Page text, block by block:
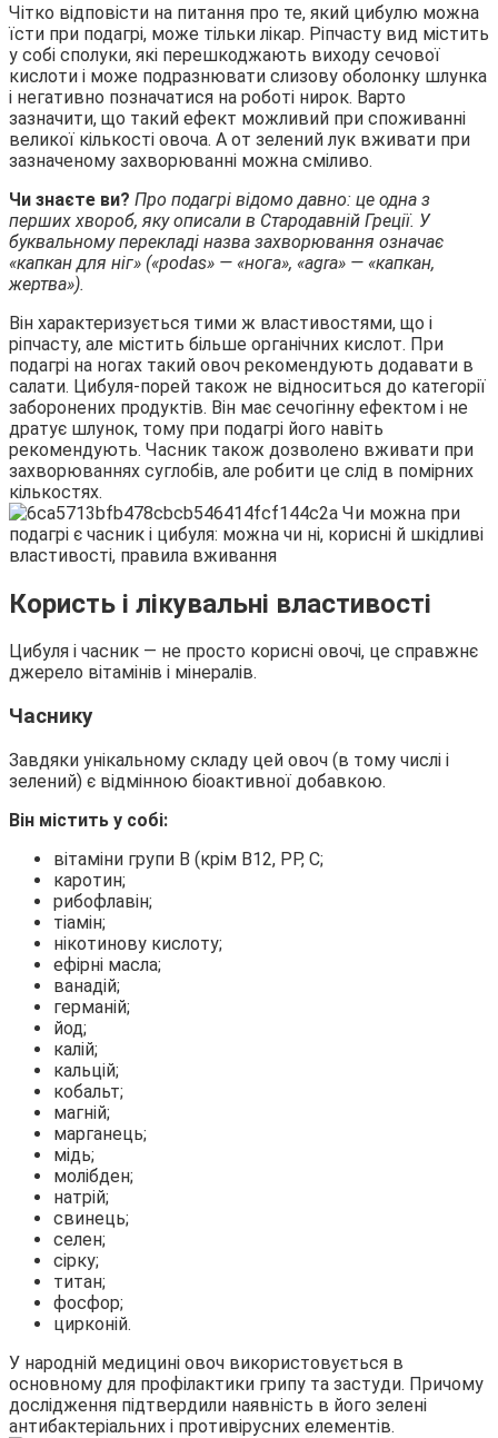
Чітко відповісти на питання про те, який цибулю можна
їсти при подагрі, може тільки лікар. Ріпчасту вид містить
у собі сполуки, які перешкоджають виходу сечової
кислоти і може подразнювати слизову оболонку шлунка
і негативно позначатися на роботі нирок. Варто
зазначити, що такий ефект можливий при споживанні
великої кількості овоча. А от зелений лук вживати при
зазначеному захворюванні можна сміливо.
Чи знаєте ви? Про подагрі відомо давно: це одна з
перших хвороб, яку описали в Стародавній Греції. У
буквальному перекладі назва захворювання означає
«капкан для ніг» («podas» — «нога», «agra» — «капкан,
жертва»).
Він характеризується тими ж властивостями, що і
ріпчасту, але містить більше органічних кислот. При
подагрі на ногах такий овоч рекомендують додавати в
салати. Цибуля-порей також не відноситься до категорії
заборонених продуктів. Він має сечогінну ефектом і не
дратує шлунок, тому при подагрі його навіть
рекомендують. Часник також дозволено вживати при
захворюваннях суглобів, але робити це слід в помірних
кількостях.
Користь і лікувальні властивості
Цибуля і часник — не просто корисні овочі, це справжнє
джерело вітамінів і мінералів.
Часнику
Завдяки унікальному складу цей овоч (в тому числі і
зелений) є відмінною біоактивної добавкою.
Він містить у собі:
вітаміни групи B (крім B12, PP, C;
каротин;
рибофлавін;
тіамін;
нікотинову кислоту;
ефірні масла;
ванадій;
германій;
йод;
калій;
кальцій;
кобальт;
магній;
марганець;
мідь;
молібден;
натрій;
свинець;
селен;
сірку;
титан;
фосфор;
цирконій.
У народній медицині овоч використовується в
основному для профілактики грипу та застуди. Причому
дослідження підтвердили наявність в його зелені
антибактеріальних і противірусних елементів.